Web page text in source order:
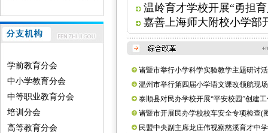
学前教育分会
中小学教育分会
中等职业教育分会
培训分会
高等教育分会
温岭育才学校开展“勇担
嘉善上海师大附校小学部
诸暨市举行小学科学实验教学主题研讨
(图)温州市举行第四届小学语文课改领航现
(图)泰顺县对民办学校开展“平安校园”创建
核(图)
诸暨市开展民办学校校车安全专项检查(
民盟中央副主席龙庄伟视察慈溪育才中